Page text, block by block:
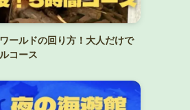
ールドの回り方！大人だけで
コース